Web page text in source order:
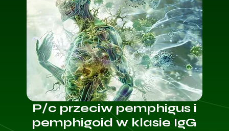
P/c przeciw pemphigus i
pemphigoid w klasie IgG